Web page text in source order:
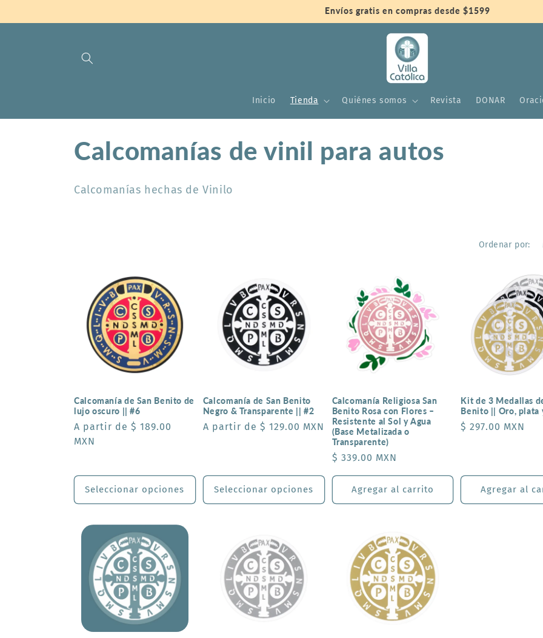
al contenido
Envíos gratis en compras desde $1599
Inicio Tienda Quiénes somos Revista DONAR
C
o
n
:
Calcomanías de vinil para autos
Calcomanías hechas de Vinilo
Ordenar por:
Calcomanía de San Benito de
lujo oscuro || #6
Precio
habitual
A partir de $ 189.00
MXN
Seleccionar opciones
Calcomanía de San Benito
Negro & Transparente || #2
Precio
A partir de $ 129.00 MXN
Seleccionar opciones
Calcomanía Religiosa San
Benito Rosa con Flores –
Resistente al Sol y Agua
(Base Metalizada o
Transparente)
Precio
habitual
$ 339.00 MXN
Agregar al carrito
Kit de 3 Medallas
Benito || Oro, plata
Precio
$ 297.00 MXN
Agregar al